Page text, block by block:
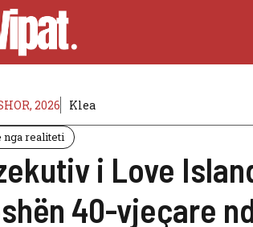
2026 Klea
nga realiteti
i Love
40-vjeçare